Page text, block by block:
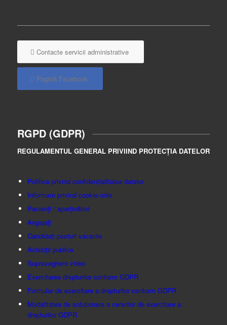
Contacte servicii administrative
Pagină Facebook
RGPD (GDPR)
REGULAMENTUL GENERAL PRIVIIND PROTECȚIA DATELOR
Politica privind confidențialitatea datelor
Informare privind cookie-urile
Pacienți / aparținători
Angajați
Candidați posturi vacante
Achiziții publice
Supraveghere video
Exercitarea drepturilor conform GDPR
Formular de exercitare a drepturilor conform GDPR
Modalitatea de soluționare a cererilor de exercitare a
drepturilor GDPR